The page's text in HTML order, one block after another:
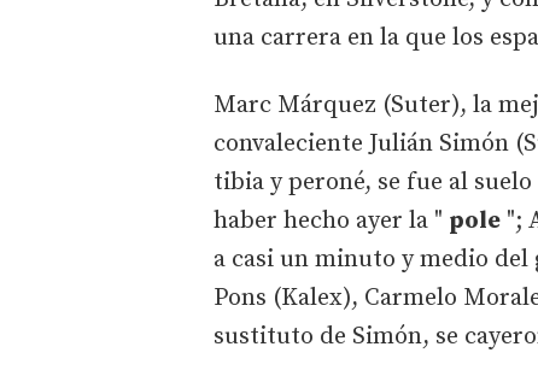
una carrera en la que los
Marc Márquez (Suter), la
convaleciente Julián Simón
tibia y peroné, se fue al
haber hecho ayer la " pole ";
a casi un minuto y medio del
Pons (Kalex), Carmelo
sustituto de Simón, se